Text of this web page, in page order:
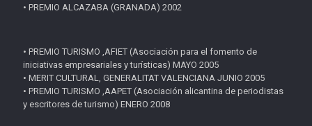
• PREMIO ALCAZABA (GRANADA) 2002
• PREMIO TURISMO ,AFIET (Asociación para el fomento de
iniciativas empresariales y turísticas) MAYO 2005
• MERIT CULTURAL, GENERALITAT VALENCIANA JUNIO 2005
• PREMIO TURISMO ,AAPET (Asociación alicantina de periodistas
y escritores de turismo) ENERO 2008